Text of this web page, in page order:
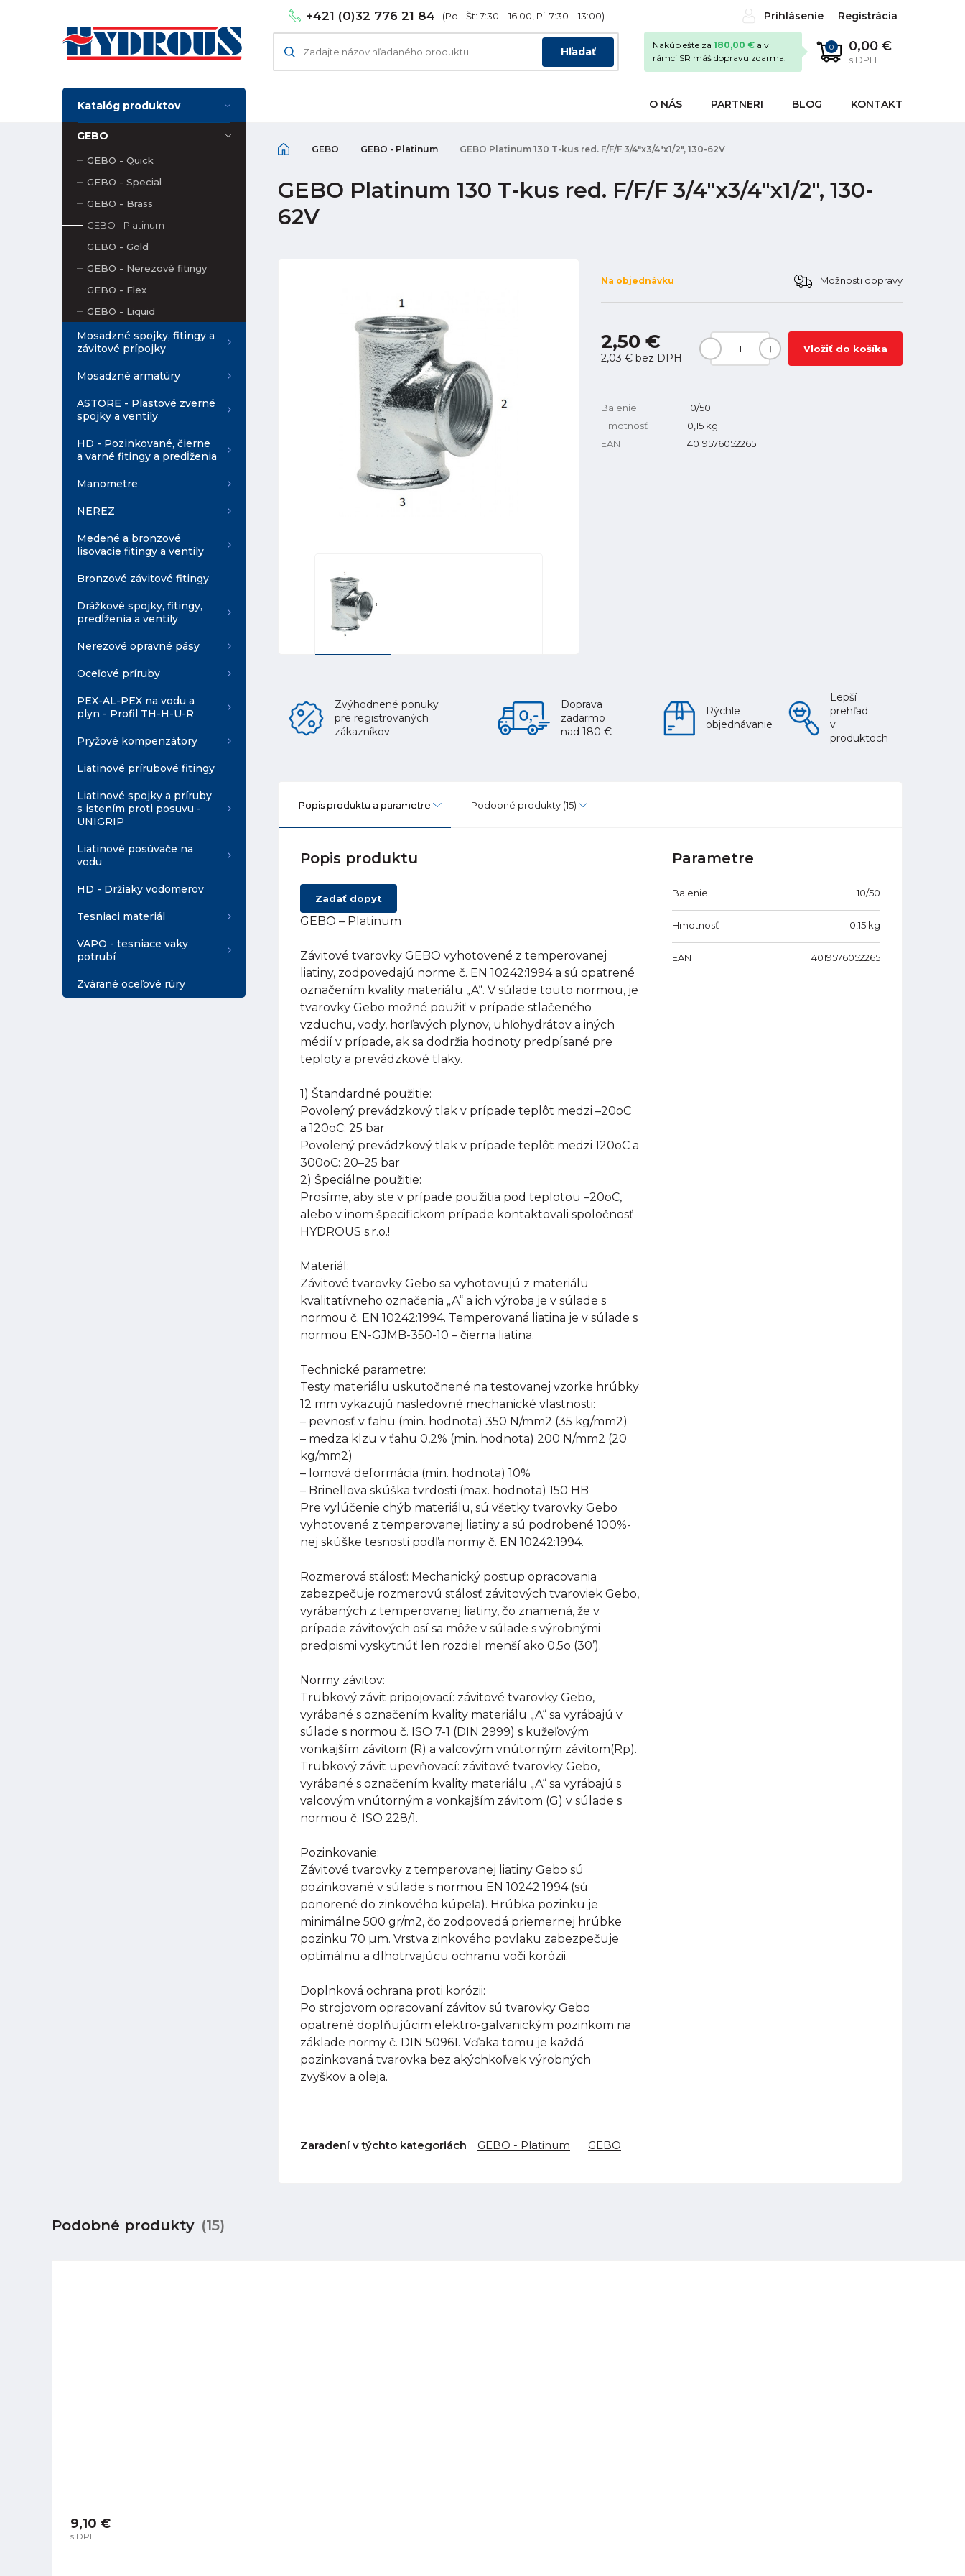
+421 (0)32 776 21 84 (Po - Št: 7:30 – 16:00, Pi: 7:30 – 13:00) Prihlásenie Registrácia
Hľadať 0 0,00 €
s DPH
Nakúp ešte za 180,00 € a v
rámci SR máš dopravu zdarma.
O NÁS PARTNERI BLOG KONTAKT
Katalóg produktov
GEBO
GEBO - Quick
GEBO - Special
GEBO - Brass
GEBO - Platinum
GEBO - Gold
GEBO - Nerezové fitingy
GEBO - Flex
GEBO - Liquid
Mosadzné spojky, fitingy a
závitové prípojky
Mosadzné armatúry
ASTORE - Plastové zverné
spojky a ventily
HD - Pozinkované, čierne
a varné fitingy a predĺženia
Manometre
NEREZ
Medené a bronzové
lisovacie fitingy a ventily
Bronzové závitové fitingy
Drážkové spojky, fitingy,
predĺženia a ventily
Nerezové opravné pásy
Oceľové príruby
PEX-AL-PEX na vodu a
plyn - Profil TH-H-U-R
Pryžové kompenzátory
Liatinové prírubové fitingy
Liatinové spojky a príruby
s istením proti posuvu -
UNIGRIP
Liatinové posúvače na
vodu
HD - Držiaky vodomerov
Tesniaci materiál
VAPO - tesniace vaky
potrubí
Zvárané oceľové rúry
GEBO GEBO - Platinum GEBO Platinum 130 T-kus red. F/F/F 3/4"x3/4"x1/2", 130-62V
GEBO Platinum 130 T-kus red. F/F/F 3/4"x3/4"x1/2", 130-
62V
Na objednávku Možnosti dopravy
2,50 €
2,03 € bez DPH
Vložiť do košíka
Balenie
10/50
Hmotnosť
0,15 kg
EAN
4019576052265
Zvýhodnené ponuky
pre registrovaných
zákazníkov
Doprava
zadarmo
nad 180 €
Rýchle
objednávanie
Lepší
prehľad
v
produktoch
Popis produktu a parametre Podobné produkty (15)
Popis produktu
Zadať dopyt
GEBO – Platinum
Závitové tvarovky GEBO vyhotovené z temperovanej
liatiny, zodpovedajú norme č. EN 10242:1994 a sú opatrené
označením kvality materiálu „A“. V súlade touto normou, je
tvarovky Gebo možné použiť v prípade stlačeného
vzduchu, vody, horľavých plynov, uhľohydrátov a iných
médií v prípade, ak sa dodržia hodnoty predpísané pre
teploty a prevádzkové tlaky.
1) Štandardné použitie:
Povolený prevádzkový tlak v prípade teplôt medzi –20oC
a 120oC: 25 bar
Povolený prevádzkový tlak v prípade teplôt medzi 120oC a
300oC: 20–25 bar
2) Špeciálne použitie:
Prosíme, aby ste v prípade použitia pod teplotou –20oC,
alebo v inom špecifickom prípade kontaktovali spoločnosť
HYDROUS s.r.o.!
Materiál:
Závitové tvarovky Gebo sa vyhotovujú z materiálu
kvalitatívneho označenia „A“ a ich výroba je v súlade s
normou č. EN 10242:1994. Temperovaná liatina je v súlade s
normou EN-GJMB-350-10 – čierna liatina.
Technické parametre:
Testy materiálu uskutočnené na testovanej vzorke hrúbky
12 mm vykazujú nasledovné mechanické vlastnosti:
– pevnosť v ťahu (min. hodnota) 350 N/mm2 (35 kg/mm2)
– medza klzu v ťahu 0,2% (min. hodnota) 200 N/mm2 (20
kg/mm2)
– lomová deformácia (min. hodnota) 10%
– Brinellova skúška tvrdosti (max. hodnota) 150 HB
Pre vylúčenie chýb materiálu, sú všetky tvarovky Gebo
vyhotovené z temperovanej liatiny a sú podrobené 100%-
nej skúške tesnosti podľa normy č. EN 10242:1994.
Rozmerová stálosť: Mechanický postup opracovania
zabezpečuje rozmerovú stálosť závitových tvaroviek Gebo,
vyrábaných z temperovanej liatiny, čo znamená, že v
prípade závitových osí sa môže v súlade s výrobnými
predpismi vyskytnúť len rozdiel menší ako 0,5o (30’).
Normy závitov:
Trubkový závit pripojovací: závitové tvarovky Gebo,
vyrábané s označením kvality materiálu „A“ sa vyrábajú v
súlade s normou č. ISO 7-1 (DIN 2999) s kužeľovým
vonkajším závitom (R) a valcovým vnútorným závitom(Rp).
Trubkový závit upevňovací: závitové tvarovky Gebo,
vyrábané s označením kvality materiálu „A“ sa vyrábajú s
valcovým vnútorným a vonkajším závitom (G) v súlade s
normou č. ISO 228/1.
Pozinkovanie:
Závitové tvarovky z temperovanej liatiny Gebo sú
pozinkované v súlade s normou EN 10242:1994 (sú
ponorené do zinkového kúpeľa). Hrúbka pozinku je
minimálne 500 gr/m2, čo zodpovedá priemernej hrúbke
pozinku 70 µm. Vrstva zinkového povlaku zabezpečuje
optimálnu a dlhotrvajúcu ochranu voči korózii.
Doplnková ochrana proti korózii:
Po strojovom opracovaní závitov sú tvarovky Gebo
opatrené doplňujúcim elektro-galvanickým pozinkom na
základe normy č. DIN 50961. Vďaka tomu je každá
pozinkovaná tvarovka bez akýchkoľvek výrobných
zvyškov a oleja.
Parametre
Balenie 10/50
Hmotnosť 0,15 kg
EAN 4019576052265
Zaradení v týchto kategoriách GEBO - Platinum GEBO
Podobné produkty (15)
9,10 €
s DPH